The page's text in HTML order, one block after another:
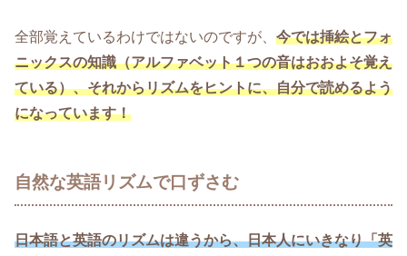
全部覚えているわけではないのですが、 今では挿絵とフォ
ニックスの知識（アルファベット１つの音はおおよそ覚え
ている）、それからリズムをヒントに、自分で読めるよう
になっています！
自然な英語リズムで口ずさむ
日本語と英語のリズムは違うから、日本人にいきなり「英